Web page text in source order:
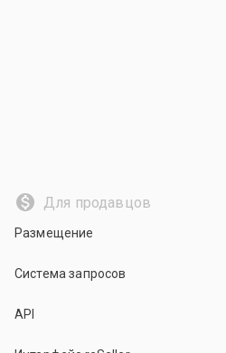
Для продавцов
Размещение
Система запросов
API